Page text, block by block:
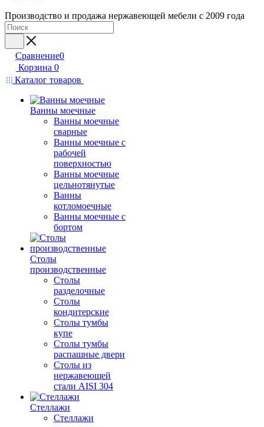
Производство и продажа нержавеющей мебели с 2009 года
Сравнение0
Корзина 0
Каталог товаров
Ванны моечные
Ванны моечные
сварные
Ванны моечные с
рабочей
поверхностью
Ванны моечные
цельнотянутые
Ванны
котломоечные
Ванны моечные с
бортом
Столы
производственные
Столы
разделочные
Столы
кондитерские
Столы тумбы
купе
Столы тумбы
распашные двери
Столы из
нержавеющей
стали AISI 304
Стеллажи
Стеллажи